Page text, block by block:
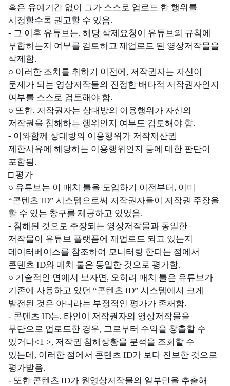
혹은 유예기간 없이 그가 스스로 업로드 한 행위를
시정할수록 권고할 수 있음.
- 그 이후 유튜브는, 해당 삭제요청이 유튜브의 규칙에
부합하는지 여부를 검토하고 재업로드 된 영상저작물을
삭제함.
○ 이러한 조치를 취하기 이전에, 저작권자는 자신이
문제가 되는 영상저작물의 진정한 배타적 저작권자인지
여부를 스스로 검토해야 함.
○ 또한, 저작권자는 상대방의 이용행위가 자신의
저작권을 침해하는 행위인지 여부도 검토해야 함.
- 이와함께 상대방의 이용행위가 저작재산권
제한사유에 해당하는 이용행위인지 등에 대한 판단이
포함됨.
□ 평가
○ 유튜브는 이 매치 툴을 도입하기 이전부터, 이미
“콘텐츠 ID” 시스템으로써 저작권자들이 저작권 주장을
할 수 있는 창구를 제공하고 있었음.
- 침해된 것으로 주장되는 영상저작물과 동일한
저작물이 유튜브 플랫폼에 재업로드 되고 있는지
데이터베이스를 참조하여 모니터링 한다는 점에서
콘텐츠 ID와 매치 툴은 동일한 것으로 평가함.
○ 기술적인 면에서 보자면, 오히려 매치 툴은 유튜브가
기존에 사용하고 있던 “콘텐츠 ID” 시스템에서 크게
발전된 것은 아니라는 부정적인 평가가 존재함.
- 콘텐츠 ID는, 타인이 저작권자의 영상저작물을
무단으로 업로드한 경우, 그로부터 수익을 창출할 수
있거나<1 >, 저작권 침해상황을 분석을 조회할 수
있는데, 이러한 점에서 콘텐츠 ID가 보다 진보한 것으로
평가받음.
- 또한 콘텐츠 ID가 원영상저작물의 일부만을 추출해